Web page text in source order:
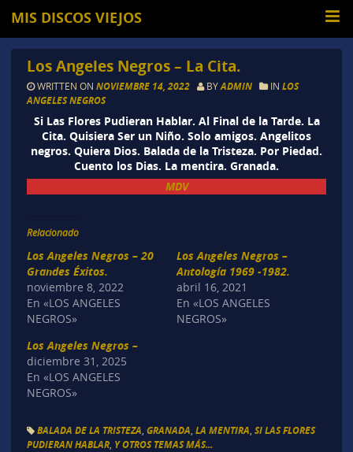
MIS DISCOS VIEJOS
Los Angeles Negros – La Cita.
WRITTEN ON NOVIEMBRE 14, 2022 BYADMIN IN LOS
ANGELES NEGROS
Si Las Flores Pudieran Hablar. Al Final de la Tarde. La
Cita. Quisiera Ser un Niño. Solo amigos. Angelitos
negros. Quiera Dios. Balada de la Tristeza. Por Piedad.
Cuento los Dias. La mentira. Granada.
MDV
Relacionado
Los Angeles Negros – 20
Grandes Éxitos.
noviembre 8, 2022
En «LOS ANGELES
NEGROS»
Los Angeles Negros –
Antología 1969 -1982.
abril 16, 2021
En «LOS ANGELES
NEGROS»
Los Angeles Negros –
diciembre 31, 2025
En «LOS ANGELES
NEGROS»
BALADA DE LA TRISTEZA GRANADA LA MENTIRA SI LAS FLORES
PUDIERAN HABLAR, Y OTROS TEMAS MÁS...